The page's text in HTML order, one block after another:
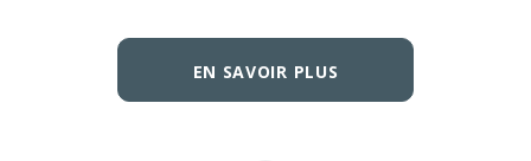
EN SAVOIR PLUS